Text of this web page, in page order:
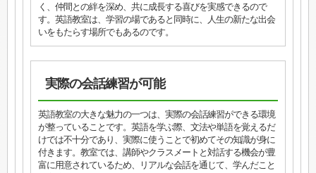
く、仲間との絆を深め、共に成長する喜びを実感できるので
す。英語教室は、学習の場であると同時に、人生の新たな出会
いをもたらす場所でもあるのです。
実際の会話練習が可能
英語教室の大きな魅力の一つは、実際の会話練習ができる環境
が整っていることです。英語を学ぶ際、文法や単語を覚えるだ
けでは不十分であり、実際に使うことで初めてその知識が身に
付きます。教室では、講師やクラスメートと対話する機会が豊
富に用意されているため、リアルな会話を通じて、学んだこと